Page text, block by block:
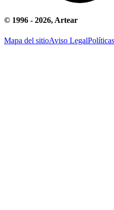
© 1996 - 2026, Artear
Mapa del sitioAviso Legal